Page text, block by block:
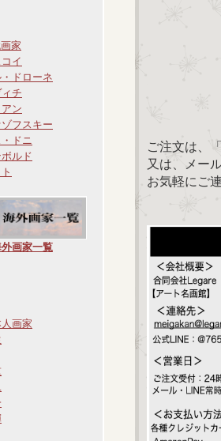
家
イ
ドローネ
チ
ン
フスキー
ドニ
ルド
画家一覧
人画家
ご注文は、
又は、メー
お気軽にご